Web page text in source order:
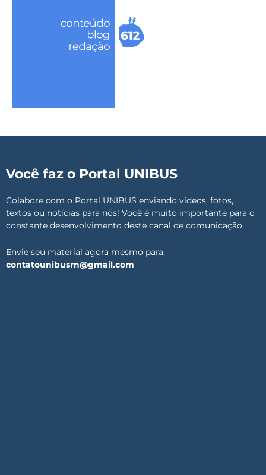
Você faz o Portal UNIBUS
Colabore com o Portal UNIBUS enviando vídeos, fotos,
textos ou notícias para nós! Você é muito importante para o
constante desenvolvimento deste canal de comunicação.
Envie seu material agora mesmo para:
contatounibusrn@gmail.com